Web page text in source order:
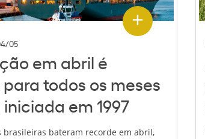
05
em abril é
todos os meses
em 1997
brasileiras bateram recorde em abril,